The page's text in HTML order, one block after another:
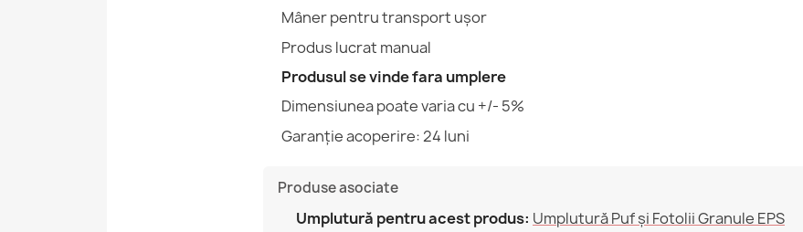
Referinte
Mâner pentru transport ușor
Produs lucrat manual
Produsul se vinde fara umplere
Dimensiunea poate varia cu +/- 5%
Garanție acoperire: 24 luni
Produse asociate
Umplutură pentru acest produs: Umplutură Puf și Fotolii Granule EPS